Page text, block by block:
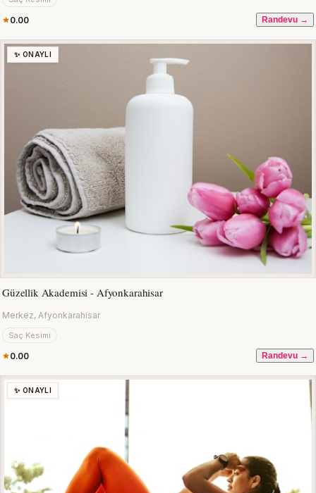
0.00 Randevu →
✨ ONAYLI
Güzellik Akademisi - Afyonkarahisar
Merkez, Afyonkarahisar
Saç Kesimi
0.00 Randevu →
✨ ONAYLI